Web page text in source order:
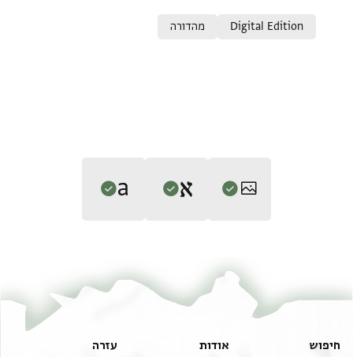
Digital Edition
מהדורה
במלכות ישמעאל בתקופת הגאונים‎
University, 1997), vol. 2.
מצמנה אכבארה וחאגאתה ומהמאתה ואן יגריני פי
במלכות ישמעאל בתקופת הגאונים‎(in Hebrew) (Tel Aviv
University, 1997), vol. 2.
Translated by Brendan G. Goldman.
Treat me according to your past favors in [giving] aid and
T-S 18J1.5 1v
תנאי היתר שימוש בתצלום
חיפוש אודות עזרה